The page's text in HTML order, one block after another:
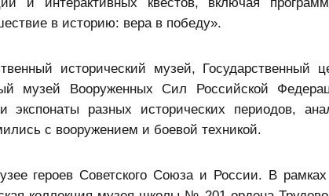
в историю: вера в победу».
исторический музей, Государственный
музей Вооруженных Сил Российской
экспонаты разных исторических периодов,
с вооружением и боевой техникой.
героев Советского Союза и России. В рамках